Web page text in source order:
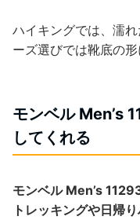
ハイキングでは、濡
ーズ選びでは靴底の形
モンベル Men’s
してくれる
モンベル Men’s
トレッキングや日帰